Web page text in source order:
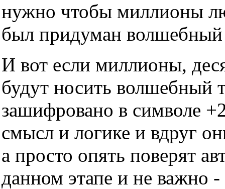
нужно чтобы миллионы
был придуман волшебный
И вот если миллионы,
будут носить волшебный
зашифровано в символе
смысл и логике и вдруг
а просто опять поверят
данном этапе и не важно